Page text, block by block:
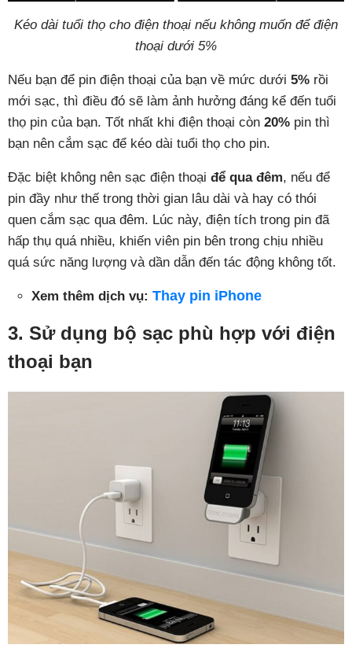
Kéo dài tuổi thọ cho điện thoại nếu không muốn để điện
thoại dưới 5%
Nếu bạn để pin điện thoại của bạn về mức dưới 5% rồi
mới sạc, thì điều đó sẽ làm ảnh hưởng đáng kể đến tuổi
thọ pin của bạn. Tốt nhất khi điện thoại còn 20% pin thì
bạn nên cắm sạc để kéo dài tuổi thọ cho pin.
Đặc biệt không nên sạc điện thoại để qua đêm, nếu để
pin đầy như thế trong thời gian lâu dài và hay có thói
quen cắm sạc qua đêm. Lúc này, điện tích trong pin đã
hấp thụ quá nhiều, khiến viên pin bên trong chịu nhiều
quá sức năng lượng và dần dẫn đến tác động không tốt.
Xem thêm dịch vụ: Thay pin iPhone
3. Sử dụng bộ sạc phù hợp với điện
thoại bạn